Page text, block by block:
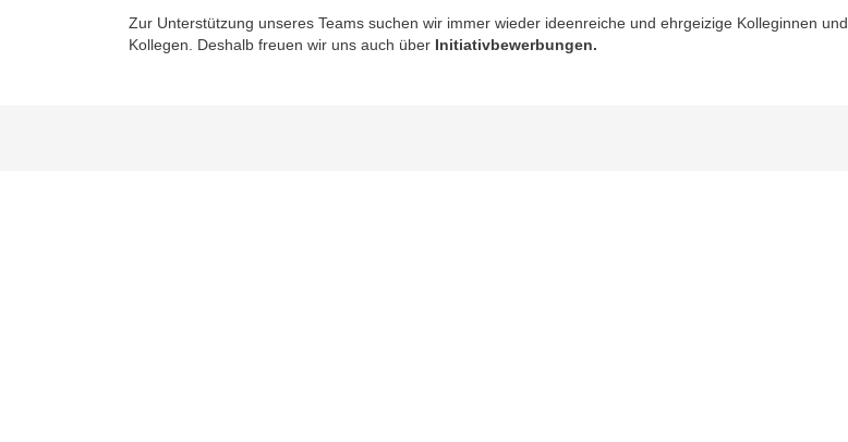
Zur Unterstützung unseres Teams suchen wir immer wieder ideenreiche und ehrgeizige Kolleginnen und
Kollegen. Deshalb freuen wir uns auch über Initiativbewerbungen.